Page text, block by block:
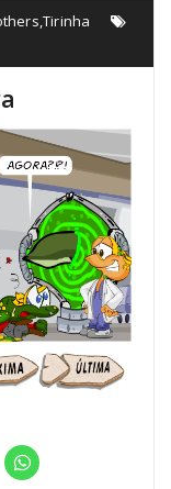
,Tirinha